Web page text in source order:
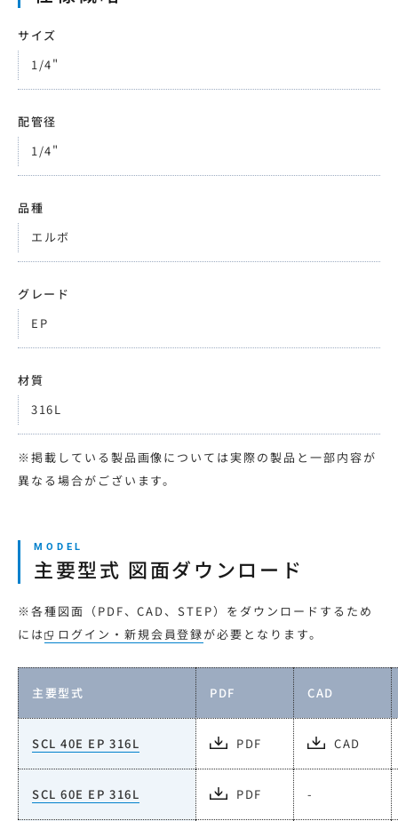
サイズ
1/4"
配管径
1/4"
品種
エルボ
グレード
EP
材質
316L
※掲載している製品画像については実際の製品と一部内容が
異なる場合がございます。
主要型式 図面ダウンロード
※各種図面（PDF、CAD、STEP）をダウンロードするため
には
ログイン・新規会員登録が必要となります。
主要型式 PDF CAD
SCL 40E EP 316L PDF CAD
SCL 60E EP 316L PDF -